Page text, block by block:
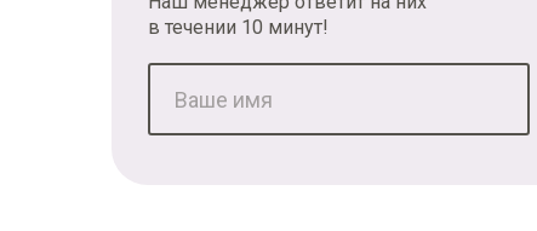
в течении 10 минут!